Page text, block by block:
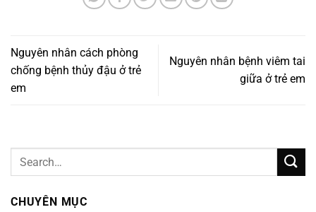
Nguyên nhân cách phòng
chống bệnh thủy đậu ở trẻ
em
Nguyên nhân bệnh viêm tai
giữa ở trẻ em
CHUYÊN MỤC